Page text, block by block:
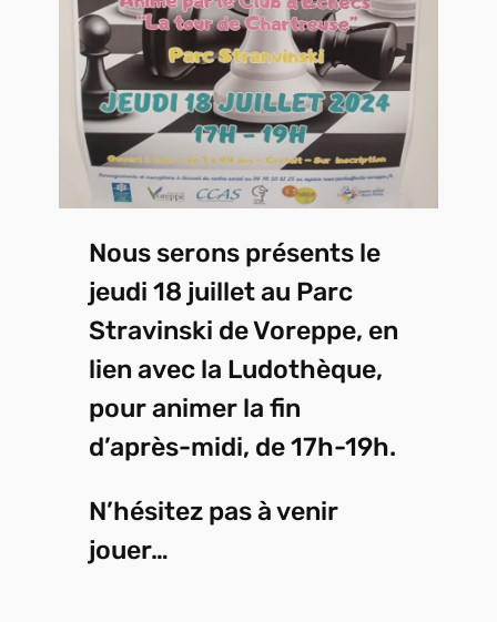
Nous serons présents le
jeudi 18 juillet au Parc
Stravinski de Voreppe, en
lien avec la Ludothèque,
pour animer la fin
d’après-midi, de 17h-19h.
N’hésitez pas à venir
jouer…